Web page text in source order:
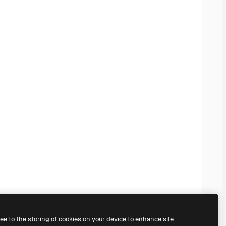
to the storing of cookies on your device to enhance site